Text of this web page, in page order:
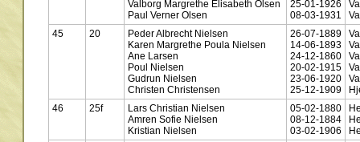
Valborg Margrethe Elisabeth Olsen
Paul Verner Olsen
25-01-1926
08-03-1931
45
20
Peder Albrecht Nielsen
Karen Margrethe Poula Nielsen
Ane Larsen
Poul Nielsen
Gudrun Nielsen
Christen Christensen
26-07-1889
14-06-1893
24-12-1860
20-02-1915
23-06-1920
25-12-1909
46
25f
Lars Christian Nielsen
Amren Sofie Nielsen
Kristian Nielsen
05-02-1880
08-12-1884
03-02-1906